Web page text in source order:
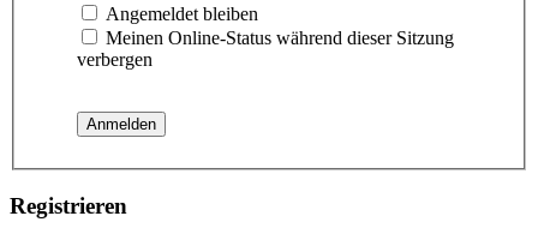
Angemeldet bleiben
Meinen Online-Status während dieser Sitzung
verbergen
Registrieren